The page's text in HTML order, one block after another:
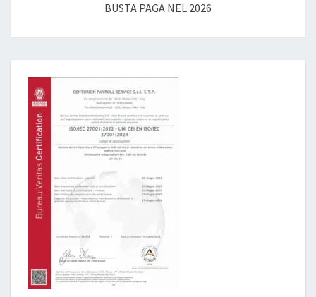
BUSTA PAGA NEL 2026